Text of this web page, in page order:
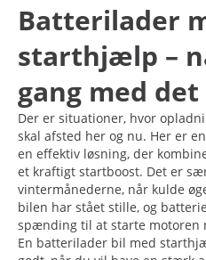
Batterilader
starthjælp –
gang med
Der er situationer, hvor
skal afsted her og nu. Her er
en effektiv løsning, der
et kraftigt startboost. Det er
vintermånederne, når kulde
bilen har stået stille, og
spænding til at starte motoren
En batterilader bil med